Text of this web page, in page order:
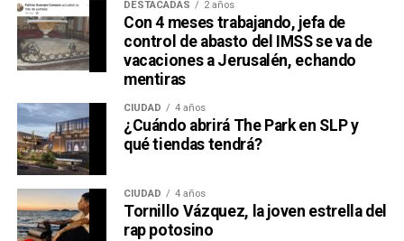
DESTACADAS 2 años
Con 4 meses trabajando, jefa de
control de abasto del IMSS se va de
vacaciones a Jerusalén, echando
mentiras
CIUDAD 4 años
¿Cuándo abrirá The Park en SLP y
qué tiendas tendrá?
CIUDAD 4 años
Tornillo Vázquez, la joven estrella del
rap potosino